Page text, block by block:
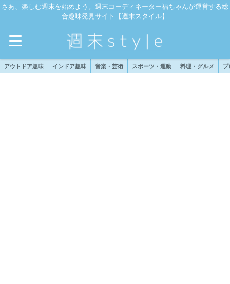
さあ、楽しむ週末を始めよう。週末コーディネーター福ちゃんが運営する総
合趣味発見サイト【週末スタイル】
アウトドア趣味 インドア趣味 音楽・芸術 スポーツ・運動 料理・グルメ プ